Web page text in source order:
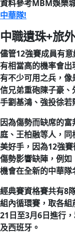
資料參考MBM娛樂
中華隊!
中職遺珠+旅
儘管12強賽成員有
有相當高的機率會
有不少可用之兵，
信兄弟重砲陳子豪
手劉基鴻、強投徐若
因為傷勢而缺席的
庭、王柏融等人，
美好手，因為12強
傷勢影響缺陣，例
機會在全新的中華隊
經典賽資格賽共有8
組內循環賽，取各
21日至3月6日進行
及西班牙。